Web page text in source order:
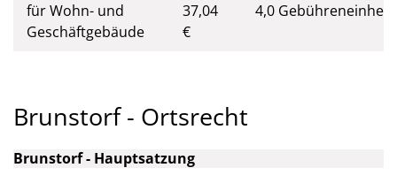
für Wohn- und
Geschäftgebäude
37,04
€
4,0
Brunstorf - Ortsrecht
Brunstorf - Hauptsatzung